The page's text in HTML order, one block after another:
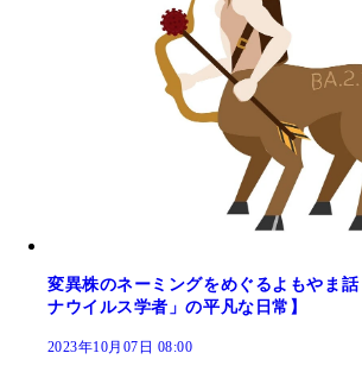
変異株のネーミングをめぐるよもやま
ナウイルス学者」の平凡な日常】
2023年10月07日 08:00